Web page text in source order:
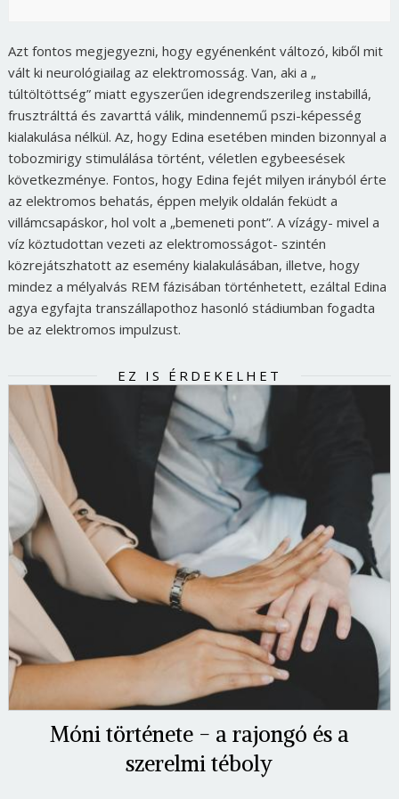
Azt fontos megjegyezni, hogy egyénenként változó, kiből mit
vált ki neurológiailag az elektromosság. Van, aki a „
túltöltöttség” miatt egyszerűen idegrendszerileg instabillá,
frusztrálttá és zavarttá válik, mindennemű pszi-képesség
kialakulása nélkül. Az, hogy Edina esetében minden bizonnyal a
tobozmirigy stimulálása történt, véletlen egybeesések
következménye. Fontos, hogy Edina fejét milyen irányból érte
az elektromos behatás, éppen melyik oldalán feküdt a
villámcsapáskor, hol volt a „bemeneti pont”. A vízágy- mivel a
víz köztudottan vezeti az elektromosságot- szintén
közrejátszhatott az esemény kialakulásában, illetve, hogy
mindez a mélyalvás REM fázisában történhetett, ezáltal Edina
agya egyfajta transzállapothoz hasonló stádiumban fogadta
be az elektromos impulzust.
EZ IS ÉRDEKELHET
Móni története - a rajongó és a
szerelmi téboly